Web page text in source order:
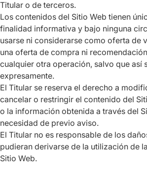
Titular o de terceros.
Los contenidos del Sitio Web tienen
finalidad informativa y bajo ninguna
usarse ni considerarse como oferta de
una oferta de compra ni
cualquier otra operación, salvo que así
expresamente.
El Titular se reserva el derecho a
cancelar o restringir el contenido del
o la información obtenida a través del
necesidad de previo aviso.
El Titular no es responsable de los
pudieran derivarse de la utilización de
Sitio Web.